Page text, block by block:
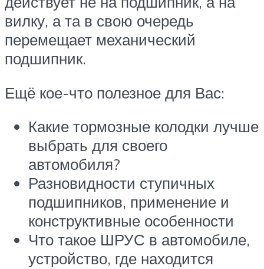
вилку, а та в свою очередь
перемещает механический
подшипник.
Ещё кое-что полезное для Вас:
Какие тормозные колодки лучше
выбрать для своего
автомобиля?
Разновидности ступичных
подшипников, применение и
конструктивные особенности
Что такое ШРУС в автомобиле,
устройство, где находится